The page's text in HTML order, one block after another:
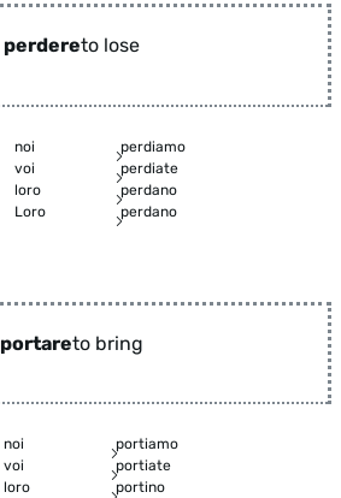
perdereto lose
noi
perdiamo
voi
perdiate
loro
perdano
Loro
perdano
portareto bring
noi
portiamo
voi
portiate
loro
portino